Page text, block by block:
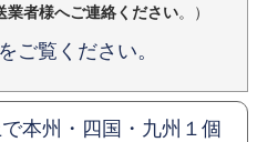
業者様へご連絡ください。）
ご覧ください。
本州・四国・九州１個